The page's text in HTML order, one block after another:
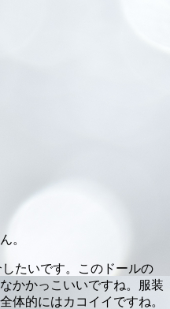
。
たいです。このドールの
かかっこいいですね。服装
体的にはカコイイですね。